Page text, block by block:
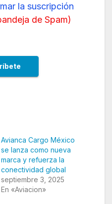
la suscripción
de Spam)
Avianca Cargo México
se lanza como nueva
marca y refuerza la
conectividad global
septiembre 3, 2025
En «Aviacion»